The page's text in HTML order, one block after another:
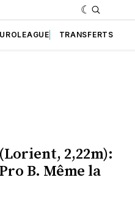
TRANSFERTS
2,22m):
B. Même la